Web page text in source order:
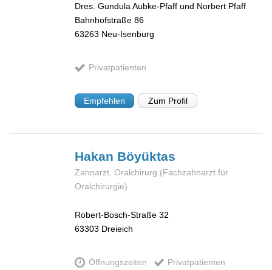
Dres. Gundula Aubke-Pfaff und Norbert Pfaff
Bahnhofstraße 86
63263 Neu-Isenburg
Privatpatienten
Empfehlen Zum Profil
Hakan Böyüktas
Zahnarzt, Oralchirurg (Fachzahnarzt für
Oralchirurgie)
Robert-Bosch-Straße 32
63303 Dreieich
Öffnungszeiten Privatpatienten